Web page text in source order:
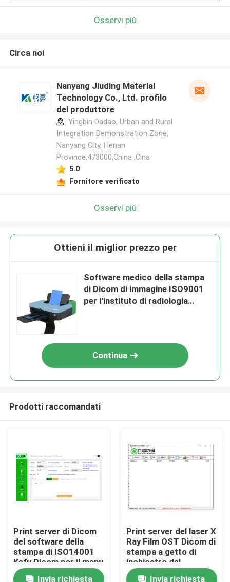
Prodotti
Chi siamo
Osservi più
Circa noi
Nanyang Jiuding Material
Technology Co., Ltd. profilo
del produttore
Yingbin Dadao, Urban and Rural
Integration Demonstration Zone,
Nanyang City, Henan
Province,473000,China ,Cina
5.0
Fornitore verificato
Osservi più
Ottieni il miglior prezzo per
Software medico della stampa
di Dicom di immagine ISO9001
per l'instituto di radiologia
Continua
Prodotti raccomandati
Print server di Dicom
del software della
stampa di ISO14001
Kefu Dicom per il menu
del ristorante
Invia richiesta
Print server del laser X
Ray Film OST Dicom di
stampa a getto di
inchiostro del
software della stampa
Invia richiesta